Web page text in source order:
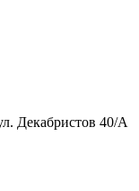
Декабристов 40/А